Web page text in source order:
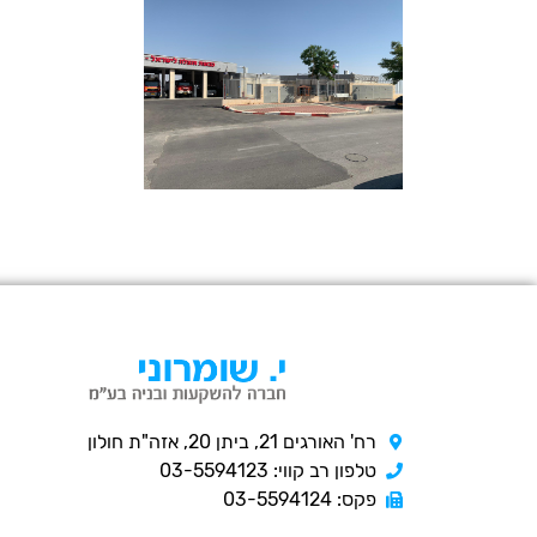
רח' האורגים 21, ביתן 20, אזה"ת חולון
טלפון רב קווי: 03-5594123
פקס: 03-5594124